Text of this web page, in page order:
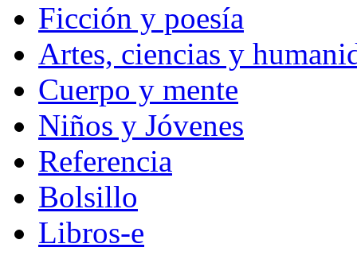
Ficción y poesía
Artes, ciencias y
Cuerpo y mente
Niños y Jóvenes
Referencia
Bolsillo
Libros-e